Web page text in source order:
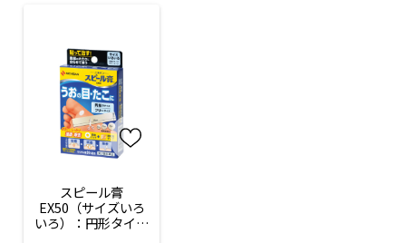
スピール膏
EX50（サイズいろ
いろ）：円形タイプ